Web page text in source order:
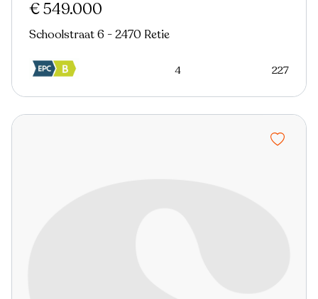
€ 549.000
Schoolstraat 6 - 2470 Retie
4 227